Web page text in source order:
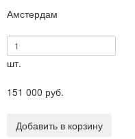
Амстердам
шт.
151 000 руб.
Добавить в корзину